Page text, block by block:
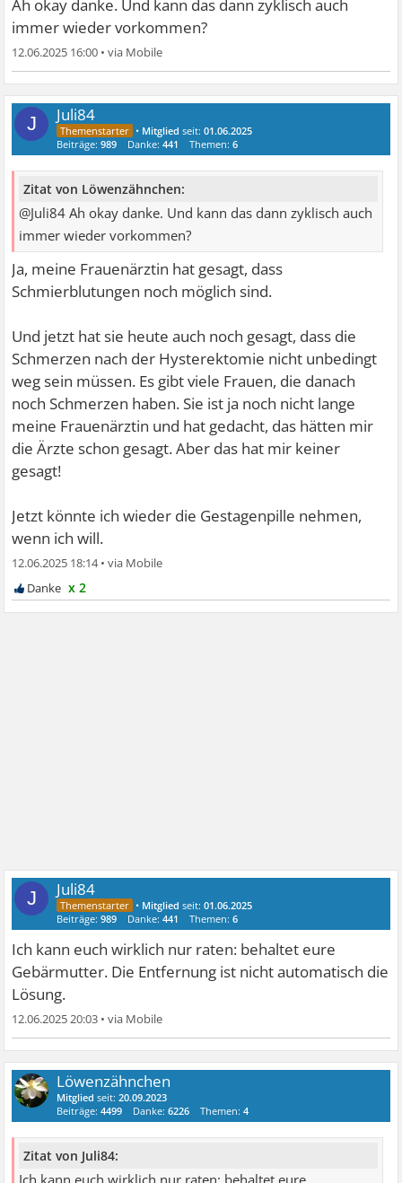
Ah okay danke. Und kann das dann zyklisch auch
immer wieder vorkommen?
12.06.2025 16:00 •
J Juli84
• Mitglied seit:01.06.2025
Beiträge:989 Danke:441 Themen:6
Zitat von Löwenzähnchen:
@Juli84 Ah okay danke. Und kann das dann zyklisch auch
immer wieder vorkommen?
Ja, meine Frauenärztin hat gesagt, dass
Schmierblutungen noch möglich sind.
Und jetzt hat sie heute auch noch gesagt, dass die
Schmerzen nach der Hysterektomie nicht unbedingt
weg sein müssen. Es gibt viele Frauen, die danach
noch Schmerzen haben. Sie ist ja noch nicht lange
meine Frauenärztin und hat gedacht, das hätten mir
die Ärzte schon gesagt. Aber das hat mir keiner
gesagt!
Jetzt könnte ich wieder die Gestagenpille nehmen,
wenn ich will.
12.06.2025 18:14•
x 2
J Juli84
• Mitglied seit:01.06.2025
Beiträge:989 Danke:441 Themen:6
Ich kann euch wirklich nur raten: behaltet eure
Gebärmutter. Die Entfernung ist nicht automatisch die
Lösung.
12.06.2025 20:03 •
Löwenzähnchen
Mitglied seit:20.09.2023
Beiträge:4499 Danke:6226 Themen:4
Zitat von Juli84: